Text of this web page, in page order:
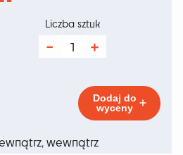
cen:
ilość
Expo
Liczba sztuk
Dodaj do
wyceny
wewnątrz